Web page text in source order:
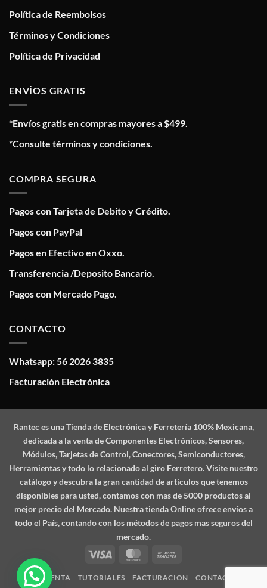
Política de Reembolsos
Términos y Condiciones
Política de Privacidad
ENVÍOS GRATIS
*Envíos gratis en compras mayores a $499.
*Consulte términos y condiciones.
COMPRA SEGURA
Pagos con Tarjeta de Debito y Crédito.
Pagos con PayPal
Pagos en Efectivo en Oxxo.
Transferencia /Deposito Bancario.
Pagos con Mercado Pago.
CONTACTO
Whatsapp: 56 2026 3835
Facturación Electrónica
Ranteces una Tienda de Electrónica y Ferretería 100% Mexicana,
dedicada a la venta de Componentes Electrónicos, Sensores,
Módulos, Tarjetas de Control, Conectores, Semiconductores,
Herramientas y todo lo relacionado al giro Ferretero. Visite nuestro
catálogo y descubra la gran cantidad de artículos que tenemos
disponibles para usted, contamos con mas de 5000 productos al
mejor precio del Mercado. Nuestra tienda Online ofrece envíos a
todo el País, contando con los métodos de pagos mas seguros del
mercado.
Visa
MasterCard
MI CUENTA TUTORIALES FACTURACION CONTACTO